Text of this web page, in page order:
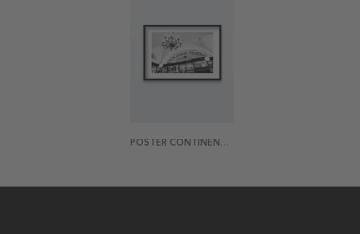
POSTER CONTINENTAL VIBES 2